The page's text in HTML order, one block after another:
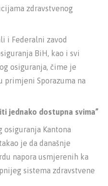
zdravstvenog
i Federalni zavod
BiH, kao i svi
osiguranja, čime je
Sporazuma na
jednako dostupna svima”
osiguranja Kantona
je da današnje
napora usmjerenih ka
sistema zdravstvene